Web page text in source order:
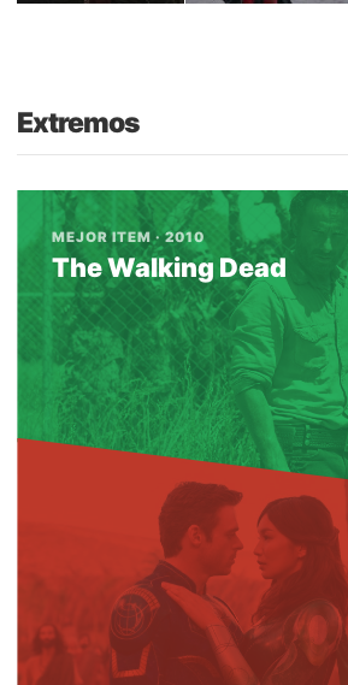
Extremos
MEJOR ITEM · 2010
The Walking Dead